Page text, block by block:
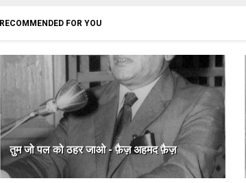
RECOMMENDED FOR YOU
तुम जो पल को ठहर जाओ - फ़ैज़ अहमद फ़ैज़